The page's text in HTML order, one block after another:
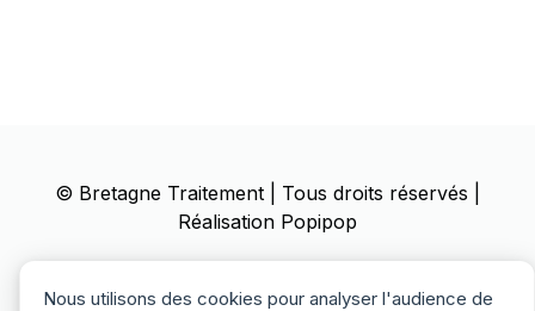
Nous utilisons des cookies pour analyser l'audience de
© Bretagne Traitement | Tous droits réservés |
Réalisation Popipop
Mentions Légales Politique de confidentialité